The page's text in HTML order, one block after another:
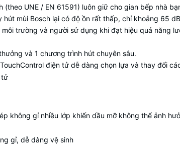
(theo UNE / EN 61591) luôn giữ cho gian bếp nhà
hút mùi Bosch lại có độ ồn rất thấp, chỉ khoảng 65
trường và người sử dụng khi đạt hiệu quả năng
và 1 chương trình hút chuyên sâu.
điện tử dễ dàng chọn lựa và thay đổi
không gỉ nhiều lớp khiến dầu mỡ không thể ảnh